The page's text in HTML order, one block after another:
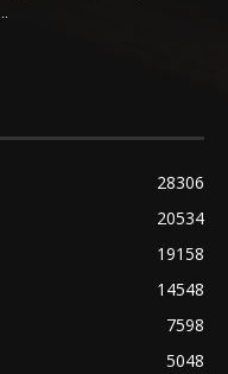
28306
20534
19158
14548
7598
5048